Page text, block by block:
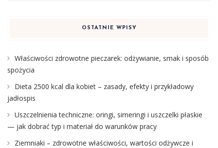
OSTATNIE WPISY
Właściwości zdrowotne pieczarek: odżywianie, smak i sposób
spożycia
Dieta 2500 kcal dla kobiet – zasady, efekty i przykładowy
jadłospis
Uszczelnienia techniczne: oringi, simeringi i uszczelki płaskie
— jak dobrać typ i materiał do warunków pracy
Ziemniaki – zdrowotne właściwości, wartości odżywcze i